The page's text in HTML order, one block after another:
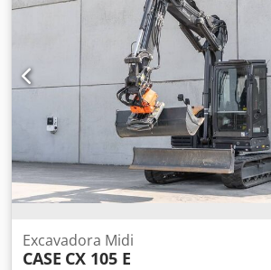
Marcado CE: sí Estado Estado técnico:
Dsdpfxey En Nds Aqvekr Estado visual:
Información financiera Precio: A
Garantía: De primer propietario, historial
mantenimiento completo, ¡listo para
inmediato! - 80 % sistema de cadenas -
1300 mm, 450 mm y 2000 mm cuchara
Opcional con sistema TOPCON 3D de 2021
Excavadora Midi
CASE CX 105 E